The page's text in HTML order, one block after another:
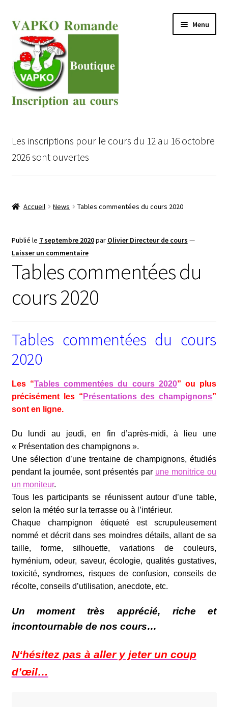
Aller
à
navigation
Aller
au
contenu
Menu
le
menu
Inscription au Cours VAPKO
Les inscriptions pour le cours du 12 au 16 octobre
2026 sont ouvertes
Accueil News Tables commentées du cours 2020
Publié le 7 septembre 2020par Olivier Directeur de cours —
Laisser un commentaire
Tables commentées du
cours 2020
Tables commentées du cours
2020
Les “Tables commentées du cours 2020” ou plus
précisément les “ Présentations des champignons”
sont en ligne.
Du lundi au jeudi, en fin d’après-midi, à lieu une
« Présentation des champignons ».
Une sélection d’une trentaine de champignons, étudiés
pendant la journée, sont présentés par une monitrice ou
un moniteur.
Tous les participants se réunissent autour d’une table,
selon la météo sur la terrasse ou à l’intérieur.
Chaque champignon étiqueté est scrupuleusement
nommé et décrit dans ses moindres détails, allant de sa
taille, forme, silhouette, variations de couleurs,
hyménium, odeur, saveur, écologie, qualités gustatives,
toxicité, syndromes, risques de confusion, conseils de
récolte, conseils d’utilisation, anecdote, etc.
Un moment très apprécié, riche et
incontournable de nos cours…
N‘hésitez pas à aller y jeter un coup
d’œil…